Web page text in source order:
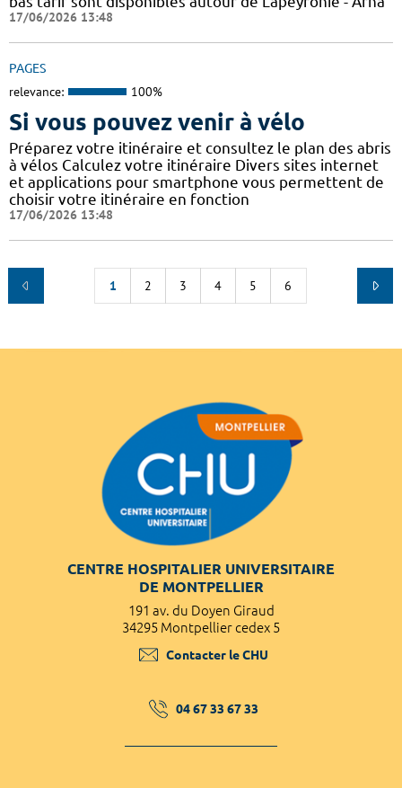
17/06/2026 13:48
PAGES
relevance: 100%
Si vous pouvez venir à vélo
Préparez votre itinéraire et consultez le plan des abris
à vélos Calculez votre itinéraire Divers sites internet
et applications pour smartphone vous permettent de
choisir votre itinéraire en fonction
17/06/2026 13:48
1 2 3 4 5 6
CENTRE HOSPITALIER UNIVERSITAIRE
DE MONTPELLIER
191 av. du Doyen Giraud
34295 Montpellier cedex 5
Contacter le CHU
04 67 33 67 33